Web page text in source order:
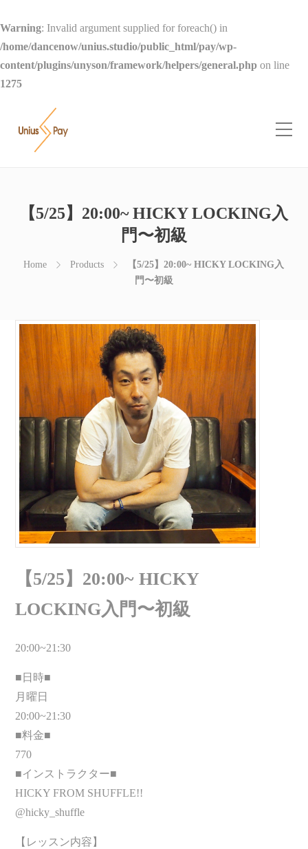
Warning: Invalid argument supplied for foreach() in
/home/dancenow/unius.studio/public_html/pay/wp-
content/plugins/unyson/framework/helpers/general.php on line
1275
【5/25】20:00~ HICKY LOCKING入
門〜初級
Home Products
【5/25】20:00~ HICKY LOCKING入
門〜初級
【5/25】20:00~ HICKY
LOCKING入門〜初級
20:00~21:30
■日時■
月曜日
20:00~21:30
■料金■
770
■インストラクター■
HICKY FROM SHUFFLE!!
@hicky_shuffle
【レッスン内容】